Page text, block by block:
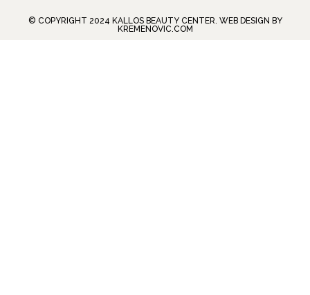
© COPYRIGHT 2024 KALLOS BEAUTY CENTER. WEB DESIGN BY
KREMENOVIC.COM